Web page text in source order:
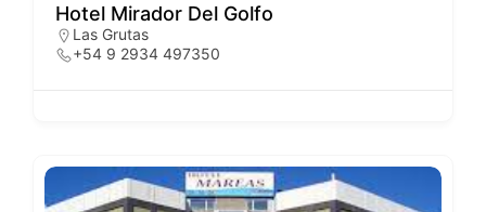
Hotel Mirador Del Golfo
Las Grutas
+54 9 2934 497350